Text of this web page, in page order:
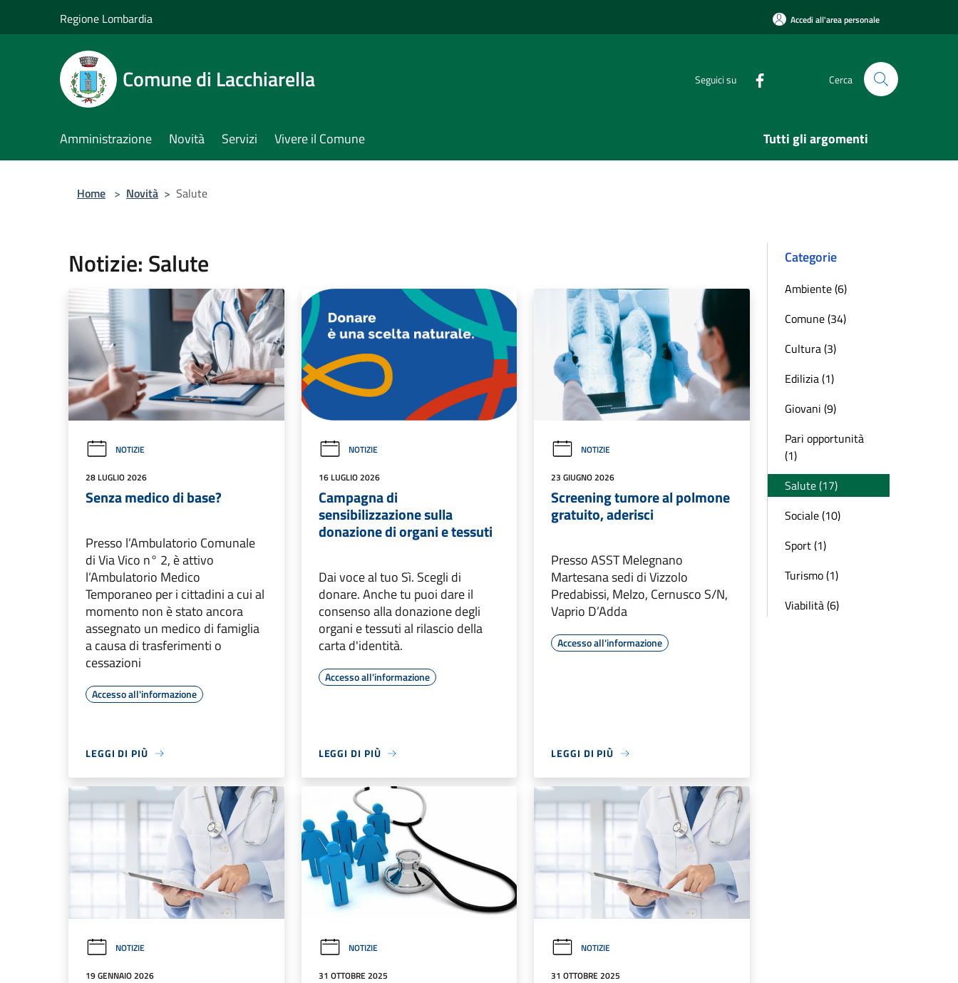
Regione Lombardia Accedi all'area personale
Comune di Lacchiarella Seguici su Cerca
Amministrazione Novità Servizi Vivere il Comune Tutti gli argomenti
Home > Novità > Salute
Notizie: Salute
NOTIZIE
28 LUGLIO 2026
Senza medico di base?
Presso l’Ambulatorio Comunale
di Via Vico n° 2, è attivo
l’Ambulatorio Medico
Temporaneo per i cittadini a cui al
momento non è stato ancora
assegnato un medico di famiglia
a causa di trasferimenti o
cessazioni
Accesso all'informazione
LEGGI DI PIÙ
NOTIZIE
16 LUGLIO 2026
Campagna di
sensibilizzazione sulla
donazione di organi e tessuti
Dai voce al tuo Sì. Scegli di
donare. Anche tu puoi dare il
consenso alla donazione degli
organi e tessuti al rilascio della
carta d'identità.
Accesso all'informazione
LEGGI DI PIÙ
NOTIZIE
23 GIUGNO 2026
Screening tumore al polmone
gratuito, aderisci
Presso ASST Melegnano
Martesana sedi di Vizzolo
Predabissi, Melzo, Cernusco S/N,
Vaprio D’Adda
Accesso all'informazione
LEGGI DI PIÙ
NOTIZIE
19 GENNAIO 2026
NOTIZIE
31 OTTOBRE 2025
NOTIZIE
31 OTTOBRE 2025
Categorie
Ambiente (6)
Comune (34)
Cultura (3)
Edilizia (1)
Giovani (9)
Pari opportunità
(1)
Salute (17)
Sociale (10)
Sport (1)
Turismo (1)
Viabilità (6)